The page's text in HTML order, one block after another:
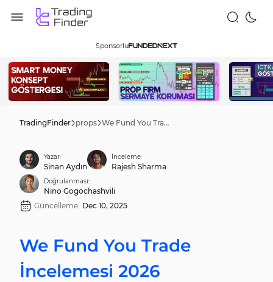
Sponsorlu
TradingFinder props We Fund You Trade İncelemesi 2026
Yazar:
Sinan Aydın
İnceleme:
Rajesh Sharma
Doğrulanması:
Nino Gogochashvili
Güncelleme: Dec 10, 2025
We Fund You Trade
İncelemesi 2026